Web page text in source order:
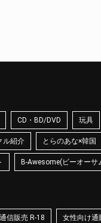
CD・BD/DVD 玩具
ル紹介 とらのあな×韓国
B-Awesome(ビーオーサ
通信販売 R-18 女性向け通